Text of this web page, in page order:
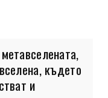
където
и